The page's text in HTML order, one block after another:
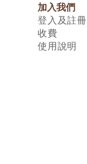
加入我們
登入及註冊
收費
使用說明